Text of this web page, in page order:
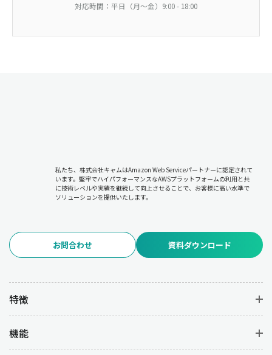
対応時間：平日（月～金）9:00 - 18:00
私たち、株式会社キャムはAmazon Web Serviceパートナーに認定されて
います。堅牢でハイパフォーマンスなAWSプラットフォームの利用と共
に技術レベルや実績を継続して向上させることで、お客様に高い水準で
ソリューションを提供いたします。
お問合わせ 資料ダウンロード
特徴
機能